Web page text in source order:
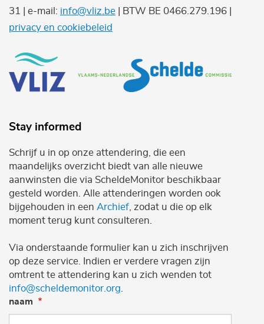
31 | e-mail: info@vliz.be | BTW BE 0466.279.196 |
privacy en cookiebeleid
Stay informed
Schrijf u in op onze attendering, die een
maandelijks overzicht biedt van alle nieuwe
aanwinsten die via ScheldeMonitor beschikbaar
gesteld worden. Alle attenderingen worden ook
bijgehouden in een Archief , zodat u die op elk
moment terug kunt consulteren.
Via onderstaande formulier kan u zich inschrijven
op deze service. Indien er verdere vragen zijn
omtrent te attendering kan u zich wenden tot
info@scheldemonitor.org
naam